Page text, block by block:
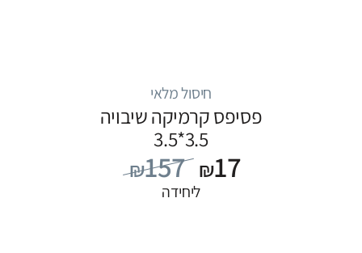
חיסול מלאי
פסיפס קרמיקה שיבויה
3.5*3.5
₪157 ₪17
ליחידה